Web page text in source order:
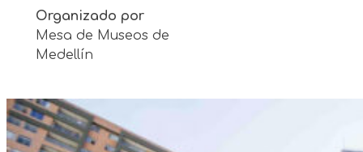
Organizado por
Mesa de Museos de
Medellín